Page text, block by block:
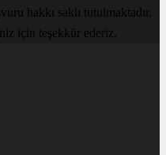
hakkı saklı tutulmaktadır.
için teşekkür ederiz.